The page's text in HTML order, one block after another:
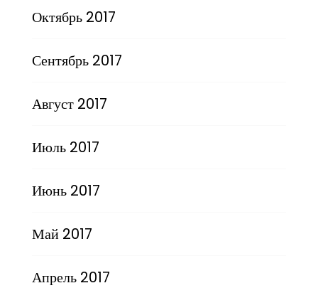
Октябрь 2017
Сентябрь 2017
Август 2017
Июль 2017
Июнь 2017
Май 2017
Апрель 2017